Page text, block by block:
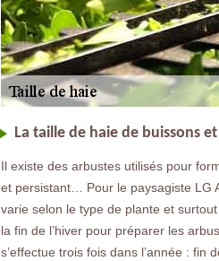
La taille de haie de buissons
Il existe des arbustes utilisés pour
et persistant… Pour le paysagiste LG
varie selon le type de plante et
la fin de l’hiver pour préparer les
s’effectue trois fois dans l’année : fin